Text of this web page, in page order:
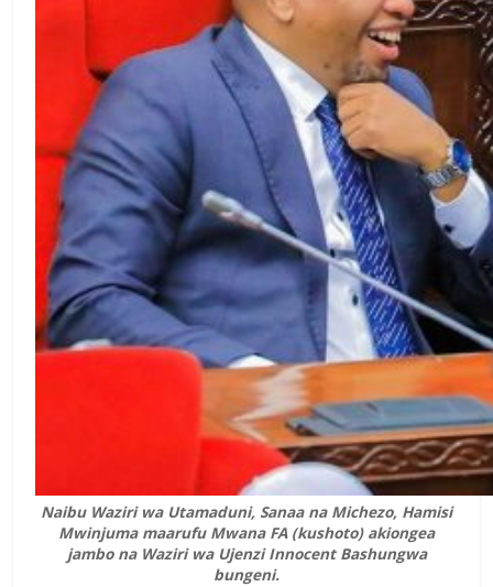
Naibu Waziri wa Utamaduni, Sanaa na Michezo, Hamisi
Mwinjuma maarufu Mwana FA (kushoto) akiongea
jambo na Waziri wa Ujenzi Innocent Bashungwa
bungeni.